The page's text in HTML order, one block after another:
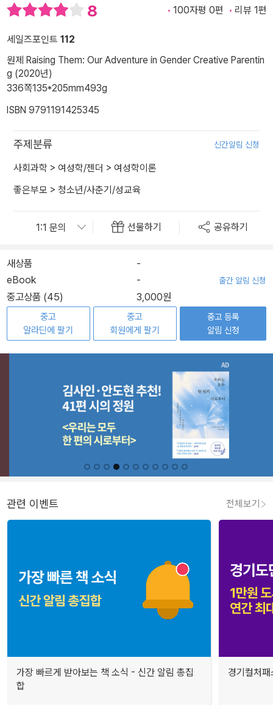
8 100자평 0편 리뷰 1편
세일즈포인트 112
원제 Raising Them: Our Adventure in Gender Creative Parentin
g (2020년)
336쪽135*205mm493g
ISBN 9791191425345
주제분류 신간알림 신청
사회과학 > 여성학/젠더 > 여성학이론
좋은부모 > 청소년/사춘기/성교육
선물하기 공유하기
새상품
-
eBook
- 출간 알림 신청
중고상품 (45) 3,000원
중고
알라딘에 팔기
중고
회원에게 팔기
중고 등록
알림 신청
관련 이벤트 전체보기
가장 빠르게 받아보는 책 소식 - 신간 알림 총집
합
경기컬처